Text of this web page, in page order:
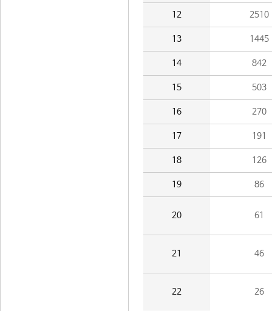
12 2510
13 1445
14 842
15 503
16 270
17 191
18 126
19 86
20 61
21 46
22 26